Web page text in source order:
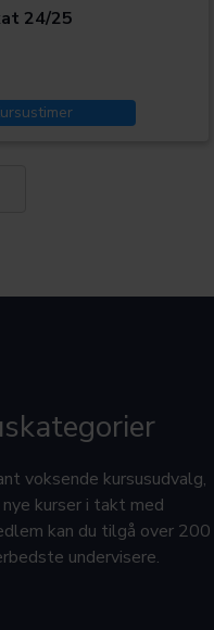
24/25
voksende kursusudvalg,
kurser i takt med
kan du tilgå over 200
undervisere.